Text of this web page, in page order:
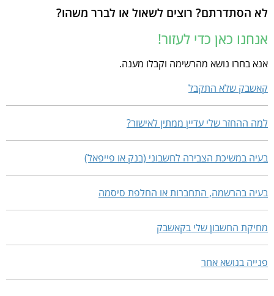
אנא סיגרו את חשבונכם ע"י פנייה לצוות האתר בדף "צור קשר".
שנתתם. אנו צריכים את המידע הבסיסי ביותר כדי לשלוח לכם הודעות על
הזמן לנגד עינינו כמפתח של השותפות בינינו וההצלחה של כולנו.
לא הסתדרתם? רוצים לשאול או לברר משהו?
אנחנו כאן כדי לעזור!
אנא בחרו נושא מהרשימה וקבלו מענה.
קאשבק שלא התקבל
למה ההחזר שלי עדיין ממתין לאישור?
בעיה במשיכת הצבירה לחשבוני (בנק או פייפאל)
בעיה בהרשמה, התחברות או החלפת סיסמה
מחיקת החשבון שלי בקאשבק
פנייה בנושא אחר